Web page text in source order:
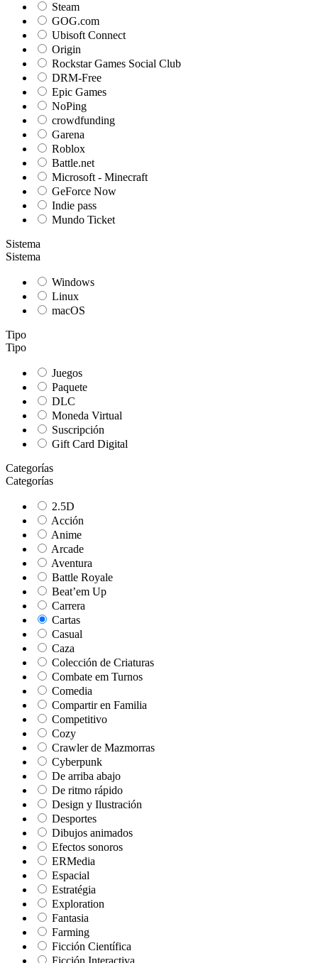
Steam
GOG.com
Ubisoft Connect
Origin
Rockstar Games Social Club
DRM-Free
Epic Games
NoPing
crowdfunding
Garena
Roblox
Battle.net
Microsoft - Minecraft
GeForce Now
Indie pass
Mundo Ticket
Sistema
Sistema
Windows
Linux
macOS
Tipo
Tipo
Juegos
Paquete
DLC
Moneda Virtual
Suscripción
Gift Card Digital
Categorías
Categorías
2.5D
Acción
Anime
Arcade
Aventura
Battle Royale
Beat’em Up
Carrera
Cartas
Casual
Caza
Colección de Criaturas
Combate em Turnos
Comedia
Compartir en Familia
Competitivo
Cozy
Crawler de Mazmorras
Cyberpunk
De arriba abajo
De ritmo rápido
Design y Ilustración
Desportes
Dibujos animados
Efectos sonoros
ERMedia
Espacial
Estratégia
Exploration
Fantasia
Farming
Ficción Científica